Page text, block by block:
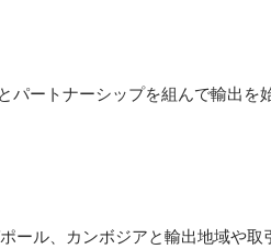
ートナーシップを組んで輸出
ール、カンボジアと輸出地域や